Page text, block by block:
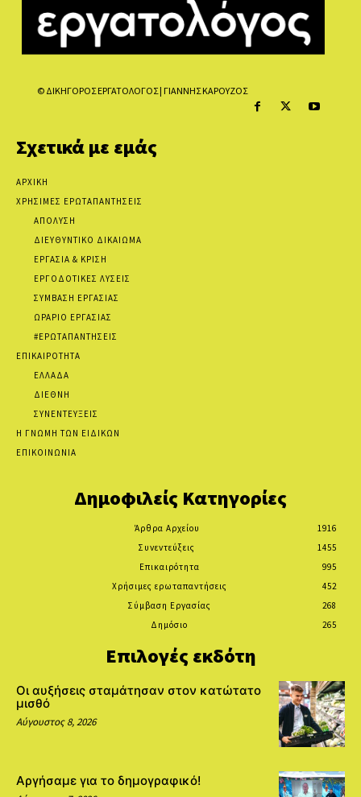
© ΔΙΚΗΓΟΡΟΣ ΕΡΓΑΤΟΛΟΓΟΣ | ΓΙΑΝΝΗΣ ΚΑΡΟΥΖΟΣ
Σχετικά με εμάς
ΑΡΧΙΚΗ
ΧΡΗΣΙΜΕΣ ΕΡΩΤΑΠΑΝΤΗΣΕΙΣ
ΑΠΟΛΥΣΗ
ΔΙΕΥΘΥΝΤΙΚΟ ΔΙΚΑΙΩΜΑ
ΕΡΓΑΣΙΑ & ΚΡΙΣΗ
ΕΡΓΟΔΟΤΙΚΕΣ ΛΥΣΕΙΣ
ΣΥΜΒΑΣΗ ΕΡΓΑΣΙΑΣ
ΩΡΑΡΙΟ ΕΡΓΑΣΙΑΣ
#ΕΡΩΤΑΠΑΝΤΗΣΕΙΣ
ΕΠΙΚΑΙΡΟΤΗΤΑ
ΕΛΛΑΔΑ
ΔΙΕΘΝΗ
ΣΥΝΕΝΤΕΥΞΕΙΣ
Η ΓΝΩΜΗ ΤΩΝ ΕΙΔΙΚΩΝ
ΕΠΙΚΟΙΝΩΝΙΑ
Δημοφιλείς Κατηγορίες
Άρθρα Αρχείου
1916
Συνεντεύξεις
1455
Επικαιρότητα
995
Χρήσιμες ερωταπαντήσεις
452
Σύμβαση Εργασίας
268
Δημόσιο
265
Επιλογές εκδότη
Οι αυξήσεις σταμάτησαν στον κατώτατο
μισθό
Αύγουστος 8, 2026
Αργήσαμε για το δημογραφικό!